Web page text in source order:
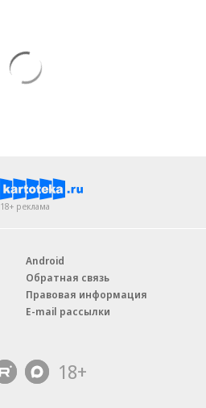
18+ реклама
Android
Обратная связь
Правовая информация
E-mail рассылки
18+